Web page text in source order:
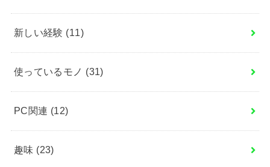
新しい経験 (11)
使っているモノ (31)
PC関連 (12)
趣味 (23)